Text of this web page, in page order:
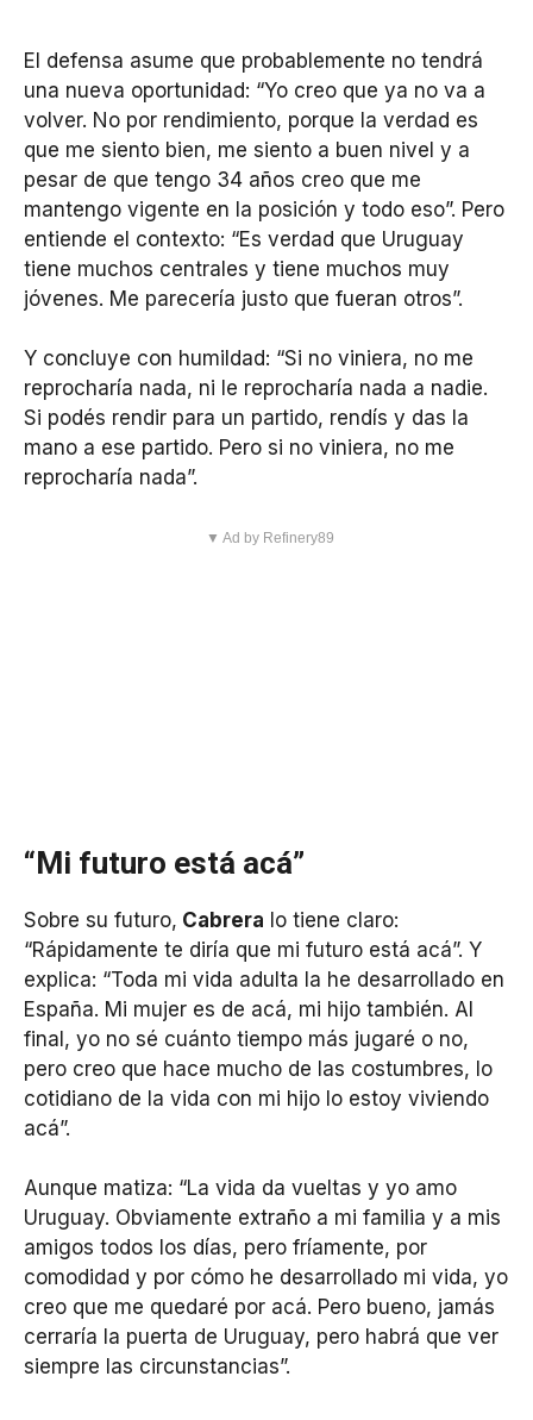
El defensa asume que probablemente no tendrá
una nueva oportunidad: “Yo creo que ya no va a
volver. No por rendimiento, porque la verdad es
que me siento bien, me siento a buen nivel y a
pesar de que tengo 34 años creo que me
mantengo vigente en la posición y todo eso”. Pero
entiende el contexto: “Es verdad que Uruguay
tiene muchos centrales y tiene muchos muy
jóvenes. Me parecería justo que fueran otros”.
Y concluye con humildad: “Si no viniera, no me
reprocharía nada, ni le reprocharía nada a nadie.
Si podés rendir para un partido, rendís y das la
mano a ese partido. Pero si no viniera, no me
reprocharía nada”.
▼ Ad by Refinery89
“Mi futuro está acá”
Sobre su futuro, Cabrera lo tiene claro:
“Rápidamente te diría que mi futuro está acá”. Y
explica: “Toda mi vida adulta la he desarrollado en
España. Mi mujer es de acá, mi hijo también. Al
final, yo no sé cuánto tiempo más jugaré o no,
pero creo que hace mucho de las costumbres, lo
cotidiano de la vida con mi hijo lo estoy viviendo
acá”.
Aunque matiza: “La vida da vueltas y yo amo
Uruguay. Obviamente extraño a mi familia y a mis
amigos todos los días, pero fríamente, por
comodidad y por cómo he desarrollado mi vida, yo
creo que me quedaré por acá. Pero bueno, jamás
cerraría la puerta de Uruguay, pero habrá que ver
siempre las circunstancias”.